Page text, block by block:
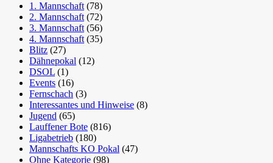
1. Mannschaft (78)
2. Mannschaft (72)
3. Mannschaft (56)
4. Mannschaft (35)
Blitz (27)
Dähnepokal (12)
DSOL (1)
Events (16)
Fernschach (3)
Interessantes und Hinweise (8)
Jugend (65)
Lauffener Bote (816)
Ligabetrieb (180)
Mannschafts KO Pokal (47)
Ohne Kategorie (98)